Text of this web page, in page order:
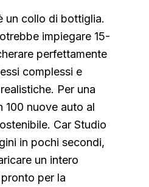
un collo di bottiglia.
impiegare 15-
perfettamente
complessi e
Per una
100 nuove auto al
Car Studio
in pochi secondi,
un intero
per la